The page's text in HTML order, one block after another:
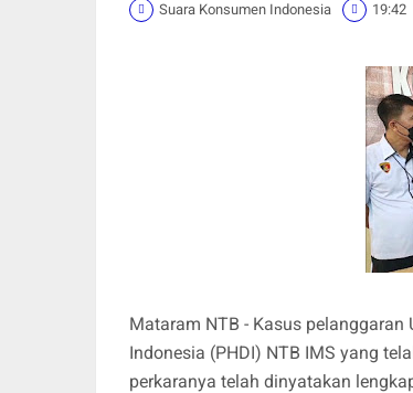
Suara Konsumen Indonesia 19:42
Mataram NTB - Kasus pelanggaran
Indonesia (PHDI) NTB IMS yang
perkaranya telah dinyatakan